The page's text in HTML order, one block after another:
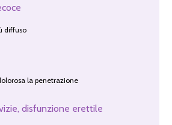
diffuso
la penetrazione
disfunzione erettile